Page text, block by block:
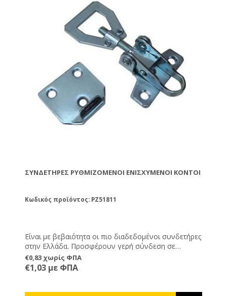
ΣΥΝΔΕΤΉΡΕΣ ΡΥΘΜΙΖΌΜΕΝΟΙ ΕΝΙΣΧΥΜΈΝΟΙ ΚΟΝΤΟΊ
Κωδικός προϊόντος: PZ51811
Είναι με βεβαιότητα οι πιο διαδεδομένοι συνδετήρες
στην Ελλάδα. Προσφέρουν γερή σύνδεση σε
πατώματα, βάσεις και καπάκι, ενώ ρυθμίζονται σε
ύψος. Κατασκευασμένοι από γαλβανισμένο
σίδερο.Ελληνικής κατασκευής .Ιδανικοί για του
€0,83 χωρίς ΦΠΑ
€1,03 με ΦΠΑ